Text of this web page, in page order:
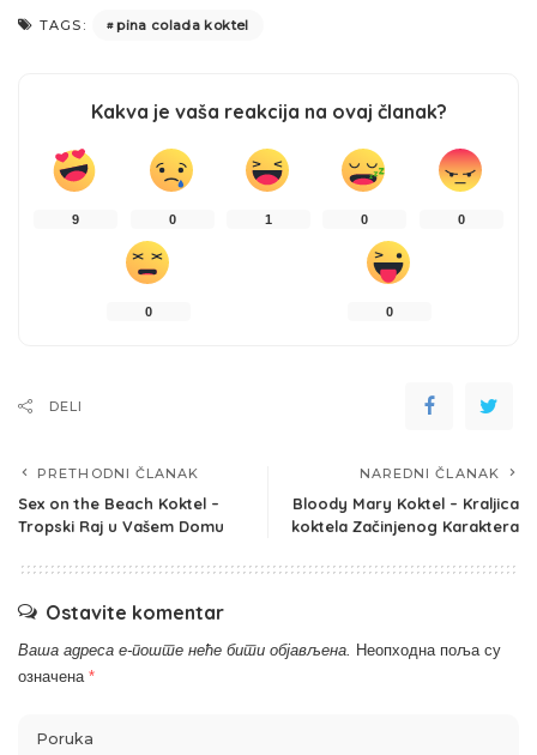
TAGS: pina colada koktel
Kakva je vaša reakcija na ovaj članak?
9 0 1 0 0
0 0
DELI
PRETHODNI ČLANAK
Sex on the Beach Koktel –
Tropski Raj u Vašem Domu
NAREDNI ČLANAK
Bloody Mary Koktel – Kraljica
koktela Začinjenog Karaktera
Ostavite komentar
Ваша адреса е-поште неће бити објављена. Неопходна поља су
означена *